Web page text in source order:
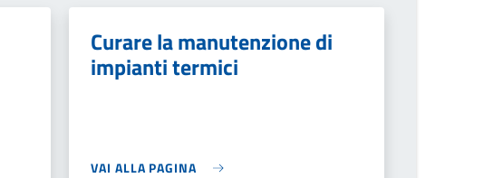
Curare la manutenzione di
impianti termici
VAI ALLA PAGINA